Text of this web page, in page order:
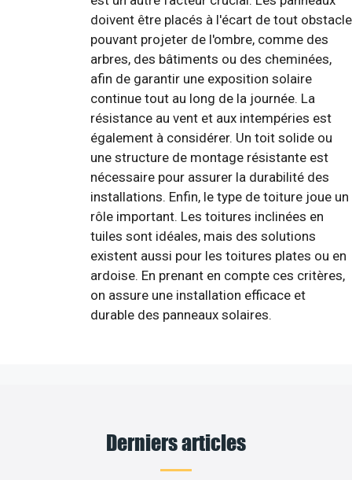
doivent être placés à l'écart de tout obstacle
pouvant projeter de l'ombre, comme des
arbres, des bâtiments ou des cheminées,
afin de garantir une exposition solaire
continue tout au long de la journée. La
résistance au vent et aux intempéries est
également à considérer. Un toit solide ou
une structure de montage résistante est
nécessaire pour assurer la durabilité des
installations. Enfin, le type de toiture joue un
rôle important. Les toitures inclinées en
tuiles sont idéales, mais des solutions
existent aussi pour les toitures plates ou en
ardoise. En prenant en compte ces critères,
on assure une installation efficace et
durable des panneaux solaires.
Derniers articles